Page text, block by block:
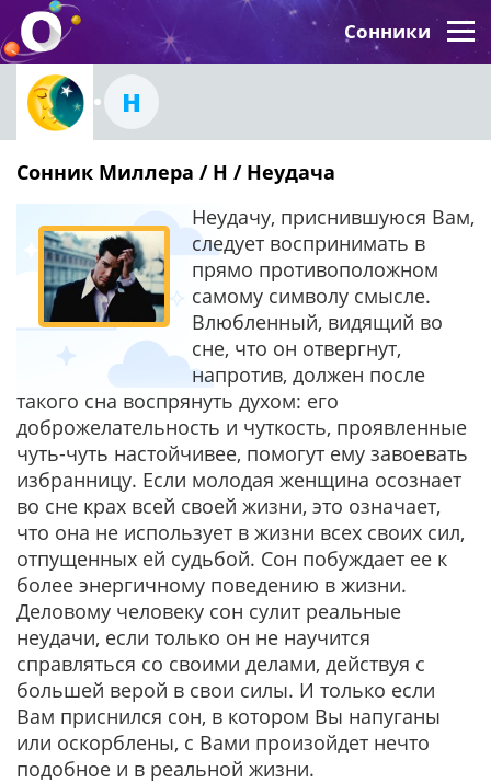
Сонники
Н
Сонник Миллера / Н / Неудача
Неудачу, приснившуюся Вам,
следует воспринимать в
прямо противоположном
самому символу смысле.
Влюбленный, видящий во
сне, что он отвергнут,
напротив, должен после
такого сна воспрянуть духом: его
доброжелательность и чуткость, проявленные
чуть-чуть настойчивее, помогут ему завоевать
избранницу. Если молодая женщина осознает
во сне крах всей своей жизни, это означает,
что она не использует в жизни всех своих сил,
отпущенных ей судьбой. Сон побуждает ее к
более энергичному поведению в жизни.
Деловому человеку сон сулит реальные
неудачи, если только он не научится
справляться со своими делами, действуя с
большей верой в свои силы. И только если
Вам приснился сон, в котором Вы напуганы
или оскорблены, с Вами произойдет нечто
подобное и в реальной жизни.